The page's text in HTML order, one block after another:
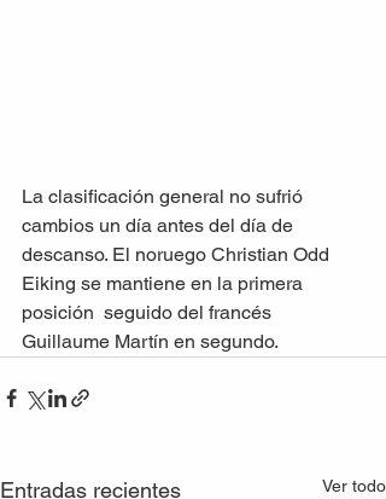
La clasificación general no sufrió
cambios un día antes del día de
descanso. El noruego Christian Odd
Eiking se mantiene en la primera
posición  seguido del francés
Guillaume Martín en segundo.
Entradas recientes Ver todo